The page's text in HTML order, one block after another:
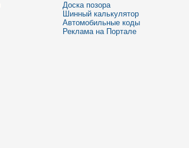
Доска позора
Шинный калькулятор
Автомобильные коды
Реклама на Портале